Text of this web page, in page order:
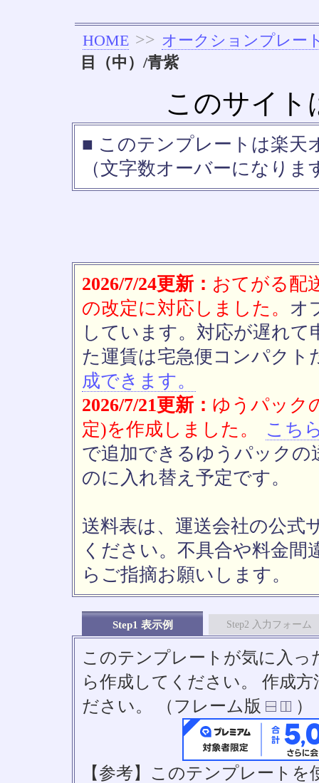
HOME >> オークションプレー
目（中）/青紫
このサイト
■ このテンプレートは楽天
（文字数オーバーになりま
2026/7/24更新： おてがる配
の改定に対応しました。 オ
しています。対応が遅れ
た運賃は宅急便コンパクト
成できます。
2026/7/21更新： ゆうパック
定)を作成しました。
こち
で追加できるゆうパックの
のに入れ替え予定です。
送料表は、運送会社の公式
ください。不具合や料金間
らご指摘お願いします。
Step1 表示例 Step2 入力フォーム
このテンプレートが気に入っ
ら作成してください。 作成
ださい。 （フレーム版
）
【参考】このテンプレート